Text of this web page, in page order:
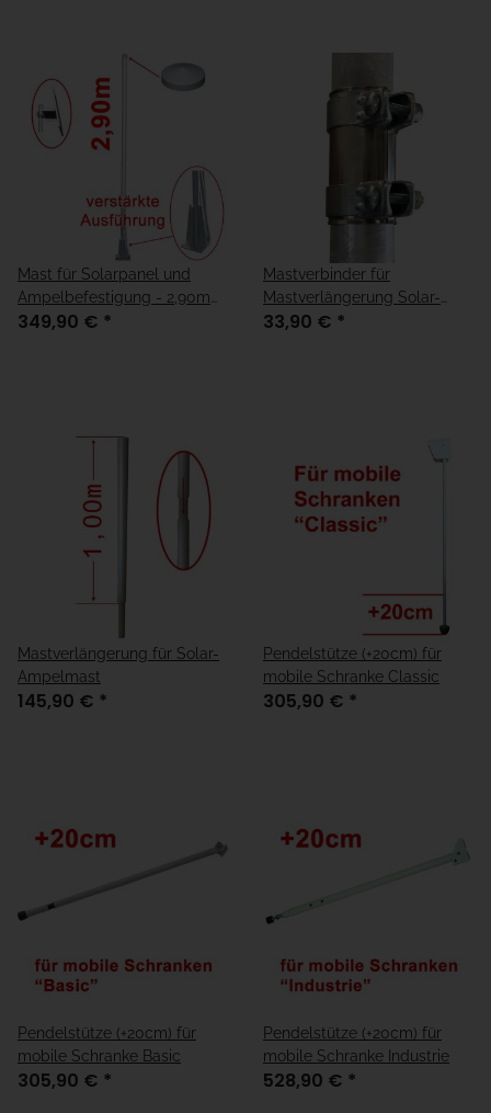
Mast für Solarpanel und
Ampelbefestigung - 2,90m
"verstärkte Ausführung"
349,90 € *
Mastverbinder für
Mastverlängerung Solar-
Ampelmast
33,90 € *
Mastverlängerung für Solar-
Ampelmast
145,90 € *
Pendelstütze (+20cm) für
mobile Schranke Classic
305,90 € *
Pendelstütze (+20cm) für
mobile Schranke Basic
305,90 € *
Pendelstütze (+20cm) für
mobile Schranke Industrie
528,90 € *